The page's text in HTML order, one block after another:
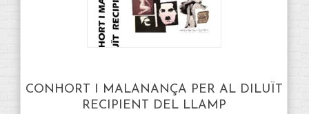
CONHORT I MALANANÇA PER AL DILUÏT
RECIPIENT DEL LLAMP